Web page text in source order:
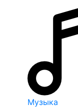
Музыка